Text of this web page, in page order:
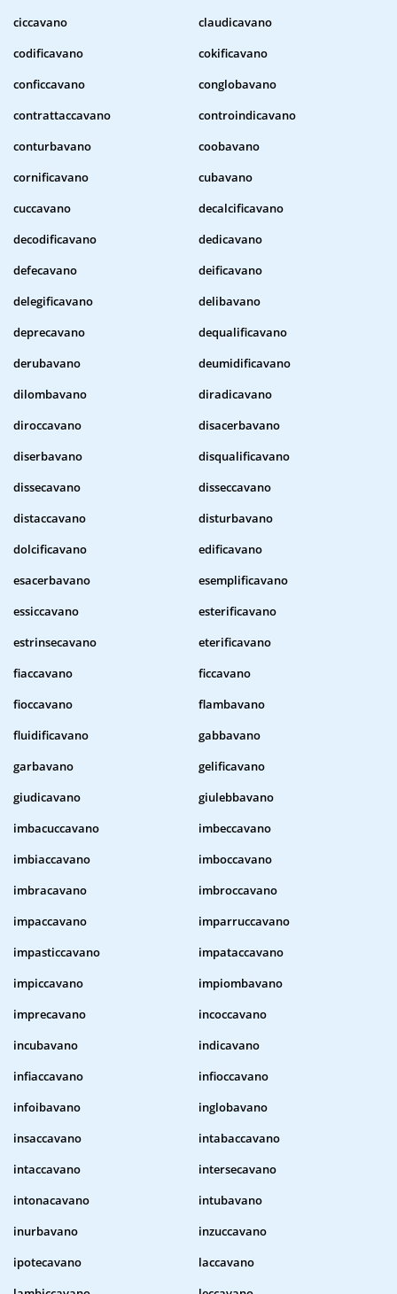
ciccavano
claudicavano
codificavano
cokificavano
conficcavano
conglobavano
contrattaccavano
controindicavano
conturbavano
coobavano
cornificavano
cubavano
cuccavano
decalcificavano
decodificavano
dedicavano
defecavano
deificavano
delegificavano
delibavano
deprecavano
dequalificavano
derubavano
deumidificavano
dilombavano
diradicavano
diroccavano
disacerbavano
diserbavano
disqualificavano
dissecavano
disseccavano
distaccavano
disturbavano
dolcificavano
edificavano
esacerbavano
esemplificavano
essiccavano
esterificavano
estrinsecavano
eterificavano
fiaccavano
ficcavano
fioccavano
flambavano
fluidificavano
gabbavano
garbavano
gelificavano
giudicavano
giulebbavano
imbacuccavano
imbeccavano
imbiaccavano
imboccavano
imbracavano
imbroccavano
impaccavano
imparruccavano
impasticcavano
impataccavano
impiccavano
impiombavano
imprecavano
incoccavano
incubavano
indicavano
infiaccavano
infioccavano
infoibavano
inglobavano
insaccavano
intabaccavano
intaccavano
intersecavano
intonacavano
intubavano
inurbavano
inzuccavano
ipotecavano
laccavano